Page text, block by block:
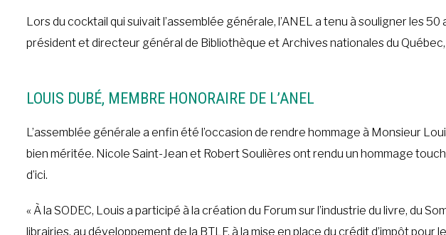
Lors du cocktail qui suivait l’assemblée générale, l’ANEL a tenu à souligner les
président et directeur général de Bibliothèque et Archives nationales du
LOUIS DUBÉ, MEMBRE HONORAIRE DE L’ANEL
L’assemblée générale a enfin été l’occasion de rendre hommage à Monsieur
bien méritée. Nicole Saint-Jean et Robert Soulières ont rendu un hommage
d’ici.
« À la SODEC, Louis a participé à la création du Forum sur l’industrie du livre, du
librairies, au développement de la BTLF, à la mise en place du crédit d’impôt